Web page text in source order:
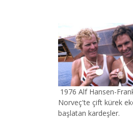
1976 Alf Hansen-
Norveç'te çift kürek
başlatan kardeşler.